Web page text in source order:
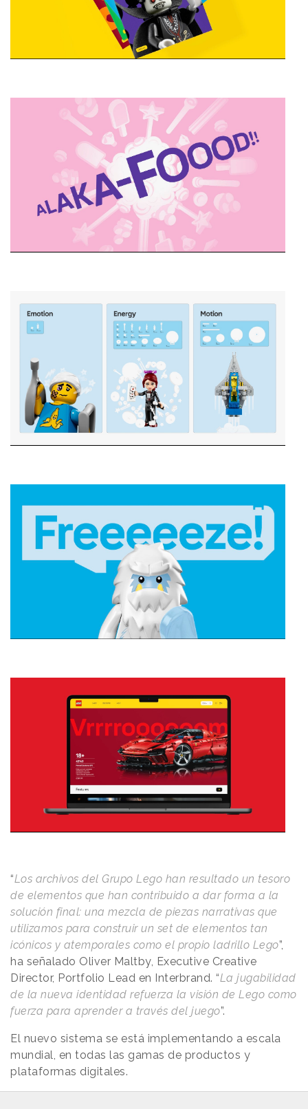
“Los archivos del Grupo Lego han resultado un tesoro
de elementos que han contribuido a dar forma a la
solución final: una mezcla de piezas narrativas que
utilizamos para construir un set de elementos tan
icónicos y atemporales como el propio ladrillo Lego”,
ha señalado Oliver Maltby, Executive Creative
Director, Portfolio Lead en Interbrand. “La jugabilidad
de la nueva identidad refuerza la visión de Lego como
fuerza para aprender a través del juego”.
El nuevo sistema se está implementando a escala
mundial, en todas las gamas de productos y
plataformas digitales.